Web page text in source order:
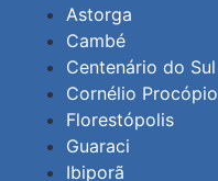
Astorga
Cambé
Centenário do Sul
Cornélio Procópio
Florestópolis
Guaraci
Ibiporã